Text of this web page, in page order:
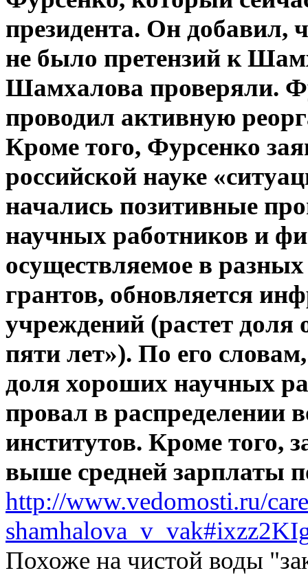
президента. Он добавил,
не было претензий к
Шамхалова проверяли.
проводил активную
Кроме того, Фурсенко
российской науке
начались позитивные
научных работников и
осуществляемое в
грантов, обновляется
учреждений (растет доля
пяти лет»). По его
доля хороших научных
провал в распределении
институтов. Кроме того,
выше средней зарплаты
http://www.vedomosti.ru/
Похоже на чистой воды